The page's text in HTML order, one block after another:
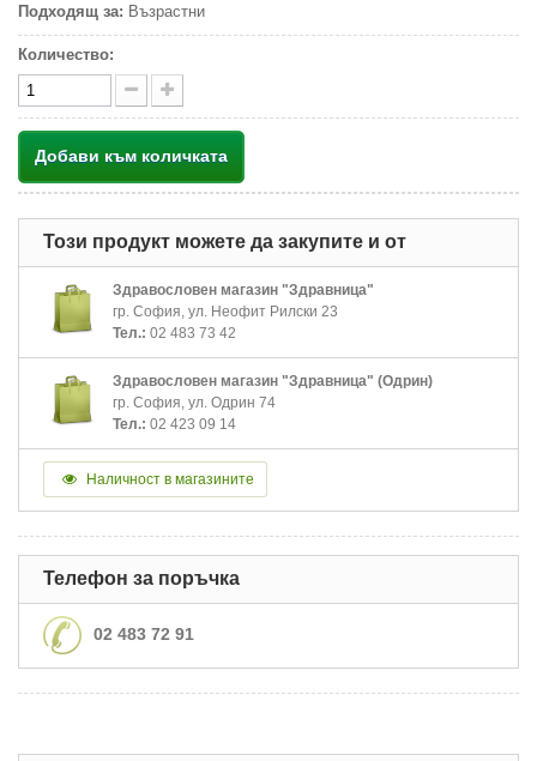
Подходящ за: Възрастни
Количество:
Добави към количката
Този продукт можете да закупите и от
Здравословен магазин "Здравница"
гр. София, ул. Неофит Рилски 23
Тел.: 02 483 73 42
Здравословен магазин "Здравница" (Одрин)
гр. София, ул. Одрин 74
Тел.: 02 423 09 14
Наличност в магазините
Телефон за поръчка
02 483 72 91